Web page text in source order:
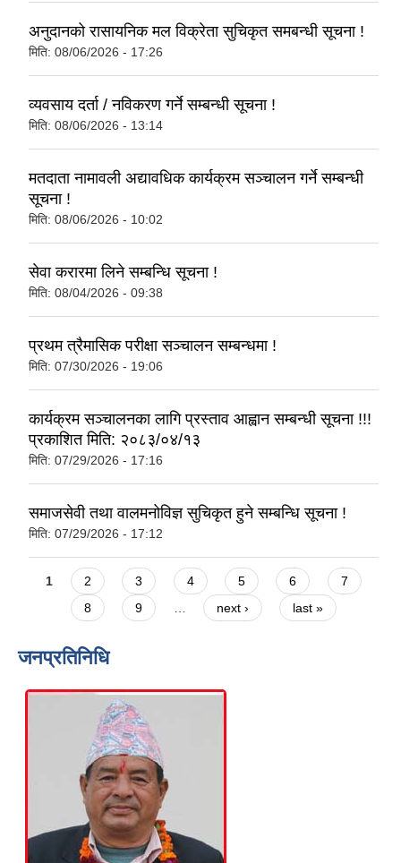
अनुदानको रासायनिक मल विक्रेता सुचिकृत समबन्धी सूचना !
मिति: 08/06/2026 - 17:26
व्यवसाय दर्ता / नविकरण गर्ने सम्बन्धी सूचना !
मिति: 08/06/2026 - 13:14
मतदाता नामावली अद्यावधिक कार्यक्रम सञ्चालन गर्ने सम्बन्धी
सूचना !
मिति: 08/06/2026 - 10:02
सेवा करारमा लिने सम्बन्धि सूचना !
मिति: 08/04/2026 - 09:38
प्रथम त्रैमासिक परीक्षा सञ्चालन सम्बन्धमा !
मिति: 07/30/2026 - 19:06
कार्यक्रम सञ्चालनका लागि प्रस्ताव आह्वान सम्बन्धी सूचना !!!
प्रकाशित मिति: २०८३/०४/१३
मिति: 07/29/2026 - 17:16
समाजसेवी तथा वालमनोविज्ञ सुचिकृत हुने सम्बन्धि सूचना !
मिति: 07/29/2026 - 17:12
Pages
1 2 3 4 5 6
7
8
9 next › last »
जनप्रतिनिधि